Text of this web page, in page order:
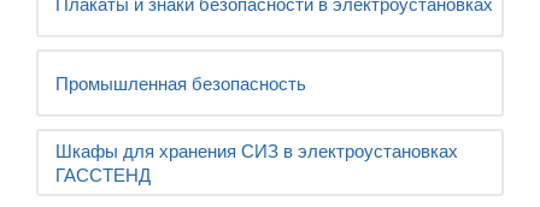
Плакаты и знаки безопасности в электроустановках
Промышленная безопасность
Шкафы для хранения СИЗ в электроустановках
ГАССТЕНД